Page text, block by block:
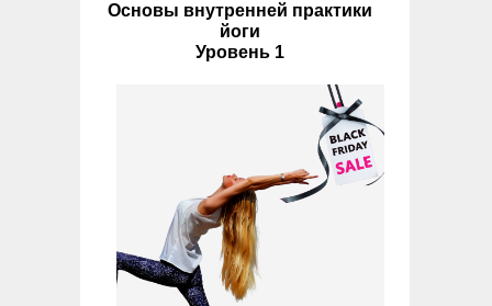
Основы внутренней практики
йоги
Уровень 1